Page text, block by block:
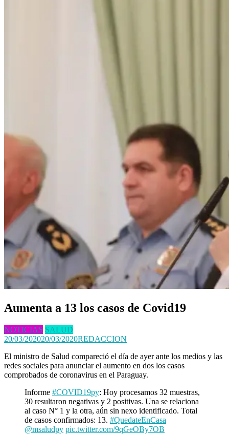
Aumenta a 13 los casos de Covid19
NOTICIAS SALUD
20/03/202020/03/2020REDACCION
El ministro de Salud compareció el día de ayer ante los medios y las
redes sociales para anunciar el aumento en dos los casos
comprobados de coronavirus en el Paraguay.
Informe #COVID19py: Hoy procesamos 32 muestras,
30 resultaron negativas y 2 positivas. Una se relaciona
al caso N° 1 y la otra, aún sin nexo identificado. Total
de casos confirmados: 13. #QuedateEnCasa
@msaludpy pic.twitter.com/9qGeOBy7OB